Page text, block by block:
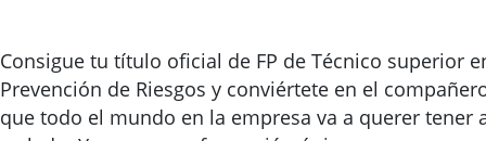
Consigue tu título oficial de FP de Técnico superior
Prevención de Riesgos y conviértete en el
que todo el mundo en la empresa va a querer tener